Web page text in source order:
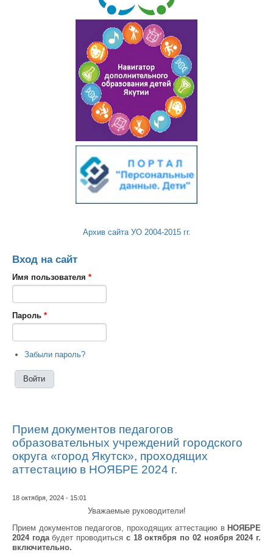
Архив сайта УО 2004-2015 гг.
Вход на сайт
Имя пользователя *
Пароль *
Забыли пароль?
Прием документов педагогов
образовательных учреждений городского
округа «город Якутск», проходящих
аттестацию в НОЯБРЕ 2024 г.
18 октября, 2024 - 15:01
Уважаемые руководители!
Прием документов педагогов, проходящих аттестацию вНОЯБРЕ
2024 годабудет проводиться с 18 октября по 02 ноября 2024 г.
включительно.